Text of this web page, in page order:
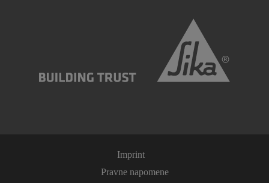
Imprint
Pravne napomene